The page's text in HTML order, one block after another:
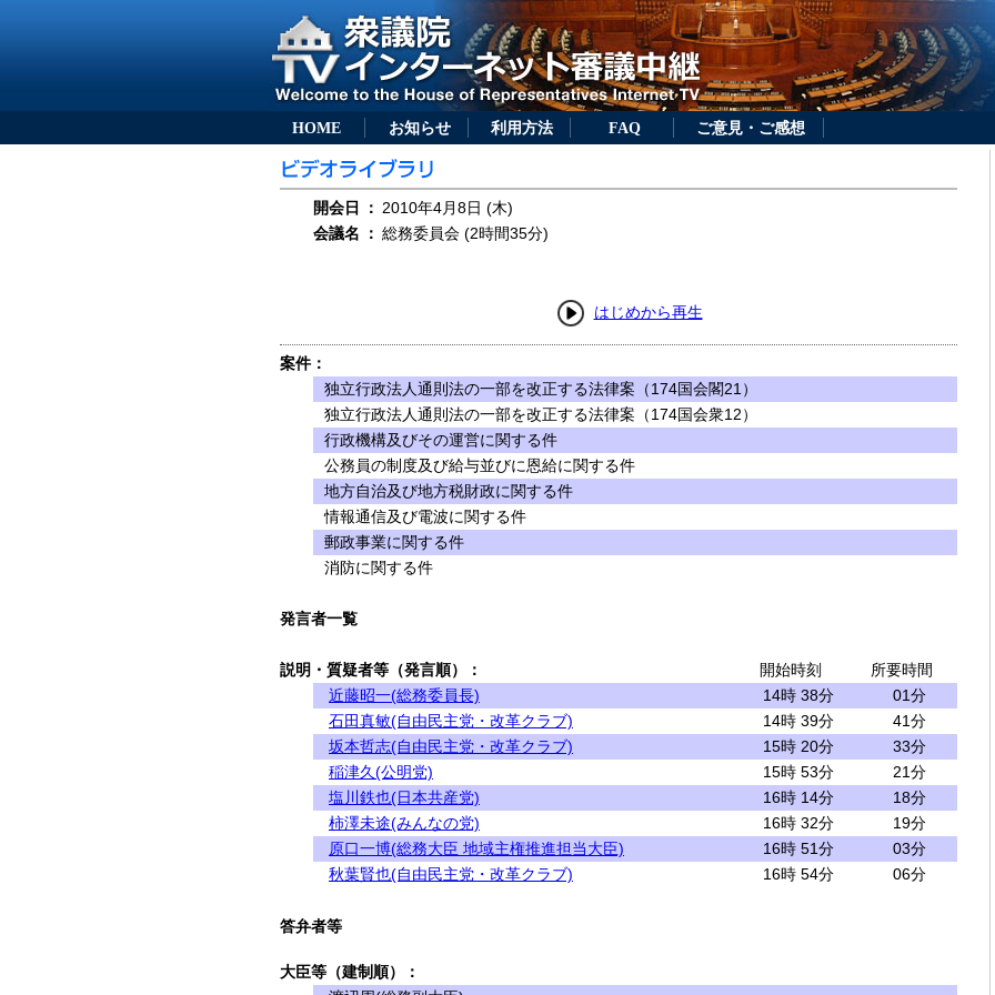
HOME お知らせ 利用方法 FAQ ご意見・ご感想
開会日 ： 2010年4月8日 (木)
会議名
： 総務委員会 (2時間35分)
はじめから再生
案件：
独立行政法人通則法の一部を改正する法律案（174国会閣21）
独立行政法人通則法の一部を改正する法律案（174国会衆12）
行政機構及びその運営に関する件
公務員の制度及び給与並びに恩給に関する件
地方自治及び地方税財政に関する件
情報通信及び電波に関する件
郵政事業に関する件
消防に関する件
発言者一覧
説明・質疑者等（発言順）： 開始時刻
所要時間
近藤昭一(総務委員長)
14時 38分
01分
石田真敏(自由民主党・改革クラブ)
14時 39分
41分
坂本哲志(自由民主党・改革クラブ)
15時 20分
33分
稲津久(公明党)
15時 53分
21分
塩川鉄也(日本共産党)
16時 14分
18分
柿澤未途(みんなの党)
16時 32分
19分
原口一博(総務大臣 地域主権推進担当大臣)
16時 51分
03分
秋葉賢也(自由民主党・改革クラブ)
16時 54分 06分
答弁者等
大臣等（建制順）：